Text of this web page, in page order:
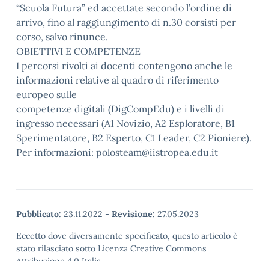
“Scuola Futura” ed accettate secondo l’ordine di
arrivo, fino al raggiungimento di n.30 corsisti per
corso, salvo rinunce.
OBIETTIVI E COMPETENZE
I percorsi rivolti ai docenti contengono anche le
informazioni relative al quadro di riferimento
europeo sulle
competenze digitali (DigCompEdu) e i livelli di
ingresso necessari (A1 Novizio, A2 Esploratore, B1
Sperimentatore, B2 Esperto, C1 Leader, C2 Pioniere).
Per informazioni: polosteam@iistropea.edu.it
Pubblicato: 23.11.2022 - Revisione: 27.05.2023
Eccetto dove diversamente specificato, questo articolo è
stato rilasciato sotto Licenza Creative Commons